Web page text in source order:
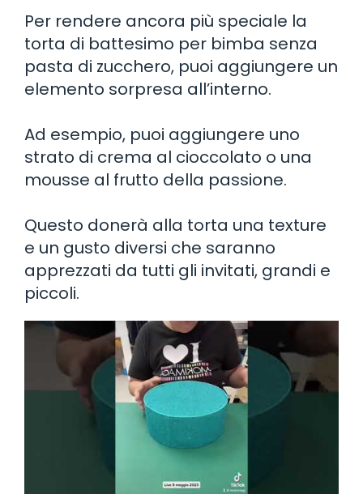
Per rendere ancora più speciale la
torta di battesimo per bimba senza
pasta di zucchero, puoi aggiungere un
elemento sorpresa all’interno.
Ad esempio, puoi aggiungere uno
strato di crema al cioccolato o una
mousse al frutto della passione.
Questo donerà alla torta una texture
e un gusto diversi che saranno
apprezzati da tutti gli invitati, grandi e
piccoli.